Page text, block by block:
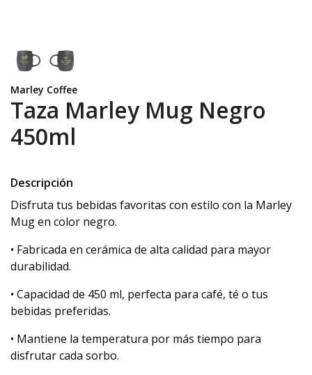
Marley Coffee
Taza Marley Mug Negro
450ml
Descripción
Disfruta tus bebidas favoritas con estilo con la Marley
Mug en color negro.
• Fabricada en cerámica de alta calidad para mayor
durabilidad.
• Capacidad de 450 ml, perfecta para café, té o tus
bebidas preferidas.
• Mantiene la temperatura por más tiempo para
disfrutar cada sorbo.